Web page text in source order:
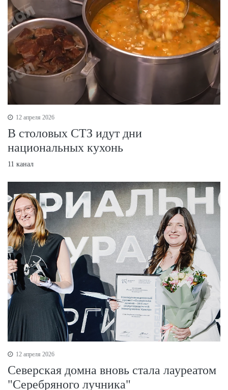
12 апреля 2026
В столовых СТЗ идут дни
национальных кухонь
11 канал
12 апреля 2026
Северская домна вновь стала лауреатом
"Серебряного лучника"